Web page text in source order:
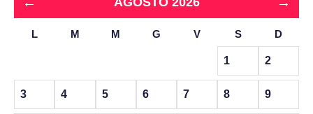
L M M G V S D
1 2
3 4 5 6 7 8 9